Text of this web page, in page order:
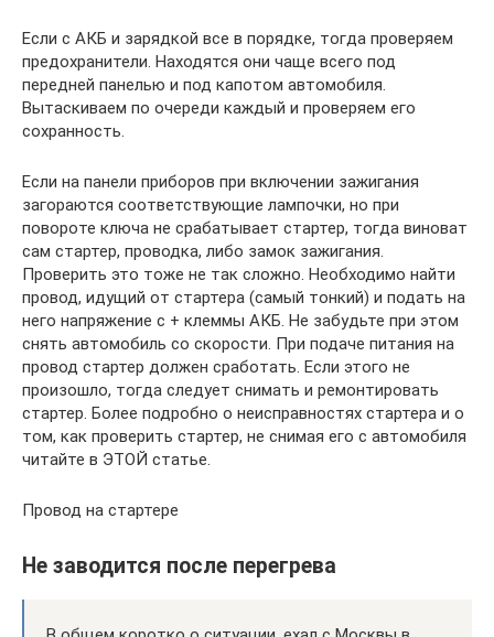
Если с АКБ и зарядкой все в порядке, тогда проверяем
предохранители. Находятся они чаще всего под
передней панелью и под капотом автомобиля.
Вытаскиваем по очереди каждый и проверяем его
сохранность.
Если на панели приборов при включении зажигания
загораются соответствующие лампочки, но при
повороте ключа не срабатывает стартер, тогда виноват
сам стартер, проводка, либо замок зажигания.
Проверить это тоже не так сложно. Необходимо найти
провод, идущий от стартера (самый тонкий) и подать на
него напряжение с + клеммы АКБ. Не забудьте при этом
снять автомобиль со скорости. При подаче питания на
провод стартер должен сработать. Если этого не
произошло, тогда следует снимать и ремонтировать
стартер. Более подробно о неисправностях стартера и о
том, как проверить стартер, не снимая его с автомобиля
читайте в ЭТОЙ статье.
Провод на стартере
Не заводится после перегрева